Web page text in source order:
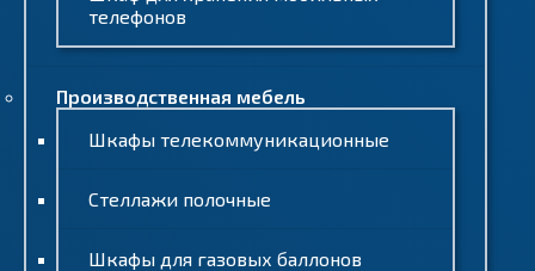
телефонов
Производственная мебель
Шкафы телекоммуникационные
Стеллажи полочные
Шкафы для газовых баллонов